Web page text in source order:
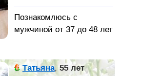
Боженьку что послал мне
таких хороших и
Хочу
домоседка, люблю
читать, общаться с
мужчину, намного
Познакомлюсь с
мужчиной от 37 до 48 лет
жизнерадостая,
Татьяна, 55 лет